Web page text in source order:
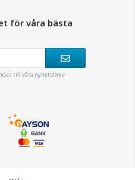
för våra bästa
till våra nyhetsbrev.